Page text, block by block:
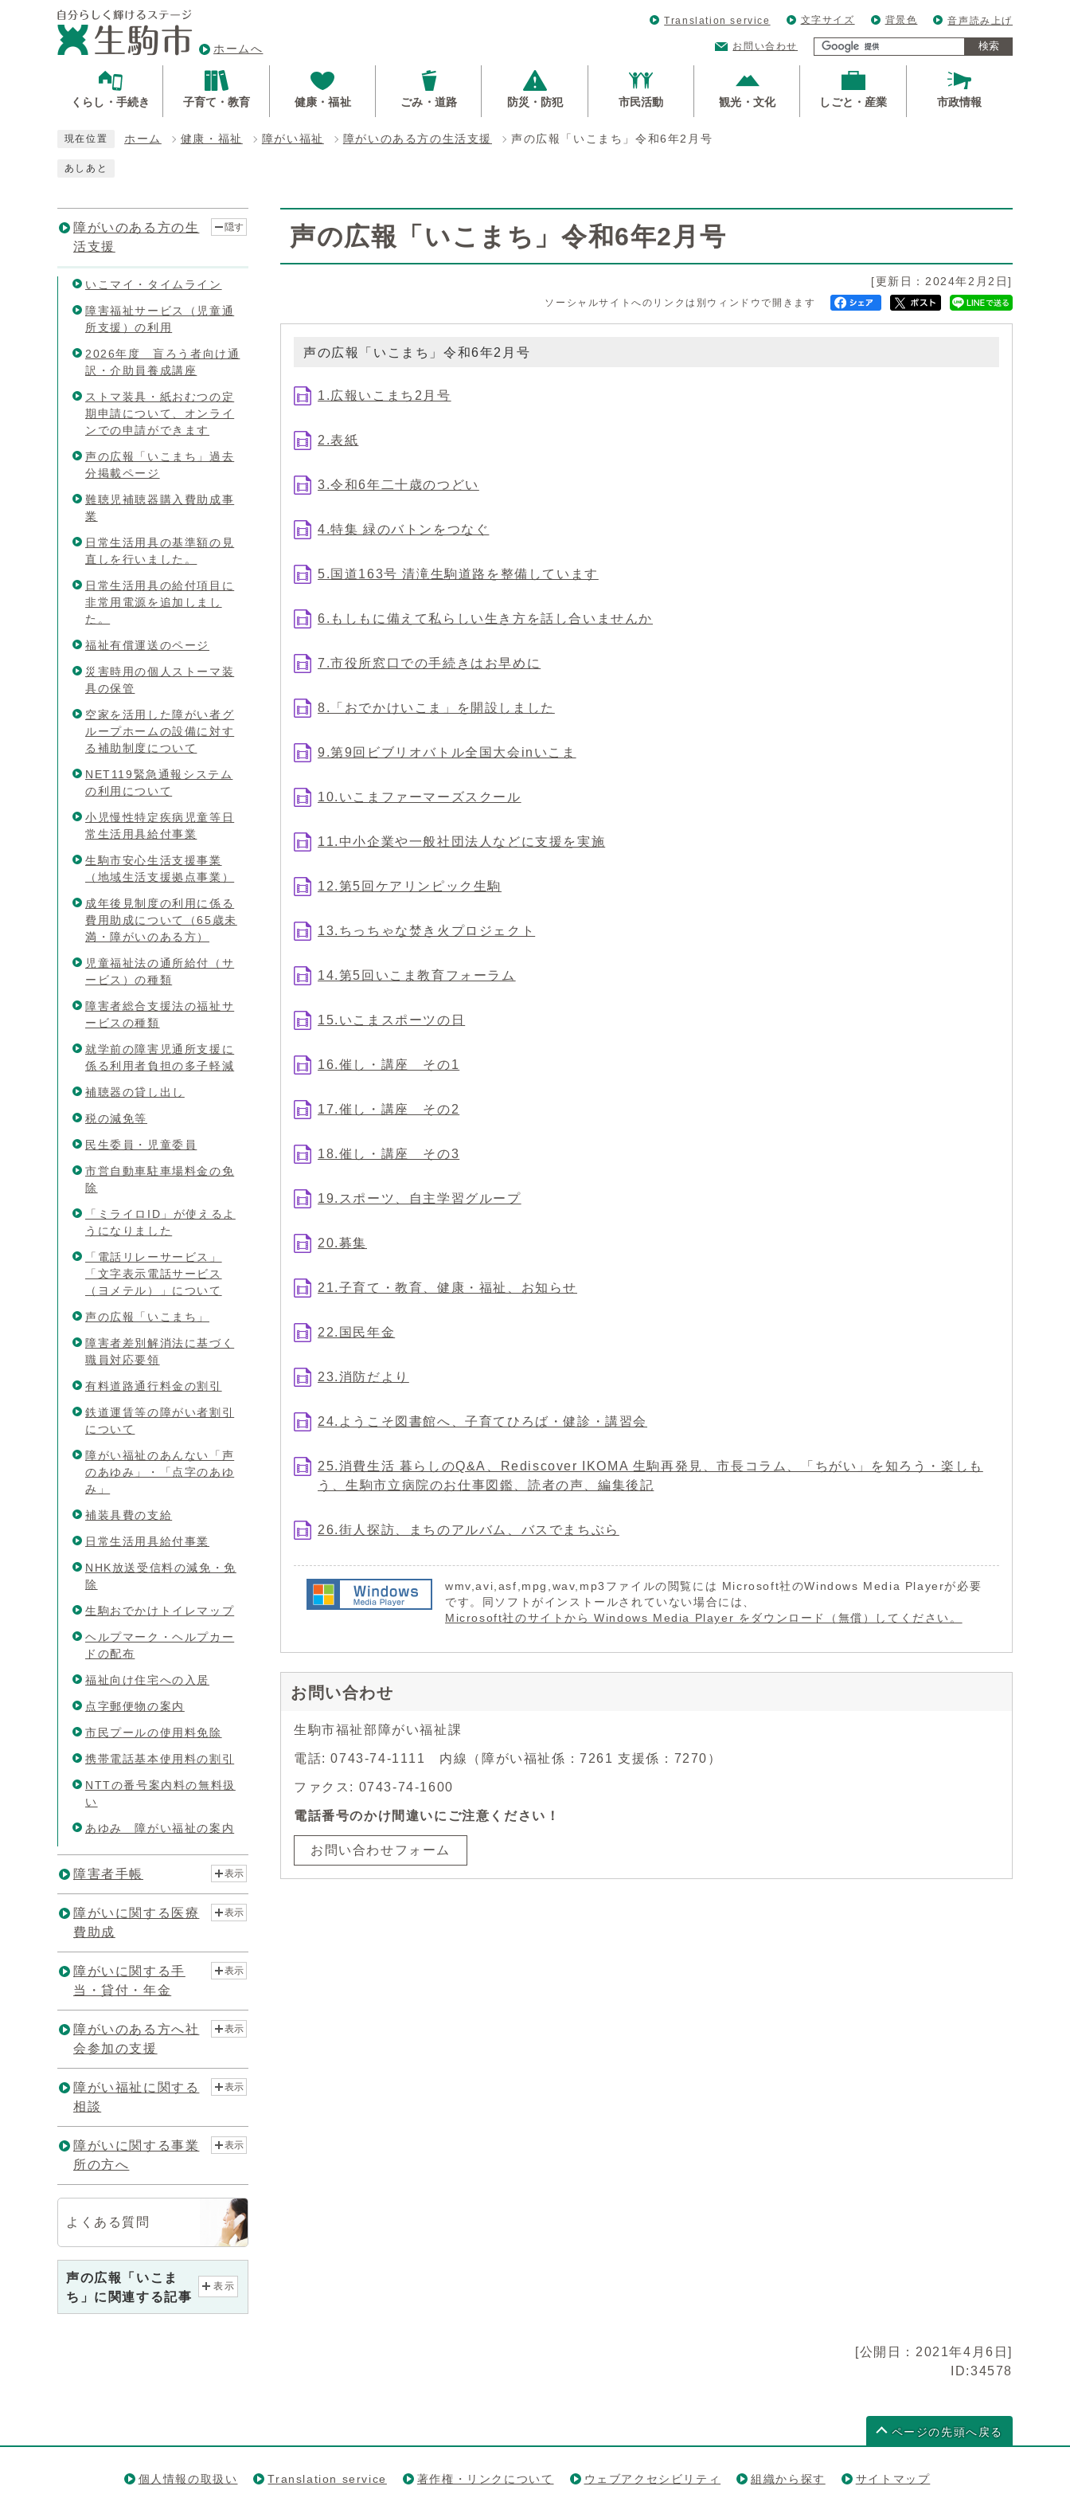
ホームへ
Translation service 文字サイズ 背景色 音声読み上げ
お問い合わせ 検索
くらし・手続き 子育て・教育 健康・福祉 ごみ・道路 防災・防犯 市民活動 観光・文化 しごと・産業 市政情報
現在位置 ホーム 健康・福祉 障がい福祉 障がいのある方の生活支援 声の広報「いこまち」令和6年2月号
あしあと
声の広報「いこまち」令和6年2月号
[更新日：2024年2月2日]
ソーシャルサイトへのリンクは別ウィンドウで開きます
声の広報「いこまち」令和6年2月号
1.広報いこまち2月号
2.表紙
3.令和6年二十歳のつどい
4.特集 緑のバトンをつなぐ
5.国道163号 清滝生駒道路を整備しています
6.もしもに備えて私らしい生き方を話し合いませんか
7.市役所窓口での手続きはお早めに
8.「おでかけいこま」を開設しました
9.第9回ビブリオバトル全国大会inいこま
10.いこまファーマーズスクール
11.中小企業や一般社団法人などに支援を実施
12.第5回ケアリンピック生駒
13.ちっちゃな焚き火プロジェクト
14.第5回いこま教育フォーラム
15.いこまスポーツの日
16.催し・講座 その1
17.催し・講座 その2
18.催し・講座 その3
19.スポーツ、自主学習グループ
20.募集
21.子育て・教育、健康・福祉、お知らせ
22.国民年金
23.消防だより
24.ようこそ図書館へ、子育てひろば・健診・講習会
25.消費生活 暮らしのQ&A、Rediscover IKOMA 生駒再発見、市長コラム、「ちがい」を知ろう・楽しも
う、生駒市立病院のお仕事図鑑、読者の声、編集後記
26.街人探訪、まちのアルバム、バスでまちぶら
wmv,avi,asf,mpg,wav,mp3ファイルの閲覧には Microsoft社のWindows Media Playerが必要
です。同ソフトがインストールされていない場合には、
Microsoft社のサイトから Windows Media Player をダウンロード（無償）してください。
お問い合わせ
生駒市福祉部障がい福祉課
電話: 0743-74-1111 内線（障がい福祉係：7261 支援係：7270）
ファクス: 0743-74-1600
電話番号のかけ間違いにご注意ください！
お問い合わせフォーム
障がいのある方の生
活支援
隠す
いこマイ・タイムライン
障害福祉サービス（児童通
所支援）の利用
2026年度 盲ろう者向け通
訳・介助員養成講座
ストマ装具・紙おむつの定
期申請について、オンライ
ンでの申請ができます
声の広報「いこまち」過去
分掲載ページ
難聴児補聴器購入費助成事
業
日常生活用具の基準額の見
直しを行いました。
日常生活用具の給付項目に
非常用電源を追加しまし
た。
福祉有償運送のページ
災害時用の個人ストーマ装
具の保管
空家を活用した障がい者グ
ループホームの設備に対す
る補助制度について
NET119緊急通報システム
の利用について
小児慢性特定疾病児童等日
常生活用具給付事業
生駒市安心生活支援事業
（地域生活支援拠点事業）
成年後見制度の利用に係る
費用助成について（65歳未
満・障がいのある方）
児童福祉法の通所給付（サ
ービス）の種類
障害者総合支援法の福祉サ
ービスの種類
就学前の障害児通所支援に
係る利用者負担の多子軽減
補聴器の貸し出し
税の減免等
民生委員・児童委員
市営自動車駐車場料金の免
除
「ミライロID」が使えるよ
うになりました
「電話リレーサービス」
「文字表示電話サービス
（ヨメテル）」について
声の広報「いこまち」
障害者差別解消法に基づく
職員対応要領
有料道路通行料金の割引
鉄道運賃等の障がい者割引
について
障がい福祉のあんない「声
のあゆみ」・「点字のあゆ
み」
補装具費の支給
日常生活用具給付事業
NHK放送受信料の減免・免
除
生駒おでかけトイレマップ
ヘルプマーク・ヘルプカー
ドの配布
福祉向け住宅への入居
点字郵便物の案内
市民プールの使用料免除
携帯電話基本使用料の割引
NTTの番号案内料の無料扱
い
あゆみ 障がい福祉の案内
障害者手帳 表示
障がいに関する医療
費助成
表示
障がいに関する手
当・貸付・年金
表示
障がいのある方へ社
会参加の支援
表示
障がい福祉に関する
相談
表示
障がいに関する事業
所の方へ
表示
よくある質問
声の広報「いこま
ち」に関連する記事
表示
[公開日：2021年4月6日]
ID:34578
ページの先頭へ戻る
個人情報の取扱い Translation service 著作権・リンクについて ウェブアクセシビリティ 組織から探す サイトマップ